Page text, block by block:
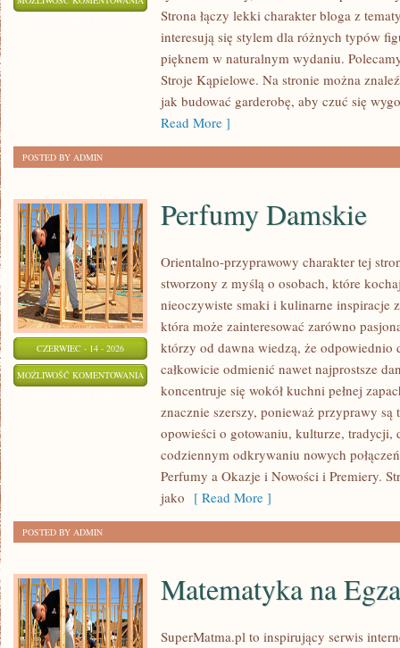
STYLUStrona łączy lekki charakter bloga z
interesują się stylem dla różnych typów
pięknem w naturalnym wydaniu.
Stroje Kąpielowe. Na stronie można
jak budować garderobę, aby czuć się
Read More ]
POSTED BY ADMIN
CZERWIEC - 14 - 2026
MOŻLIWOŚĆ KOMENTOWANIA PERFUMY
DAMSKIE
Perfumy Damskie
Orientalno-przyprawowy charakter tej
stworzony z myślą o osobach, które
nieoczywiste smaki i kulinarne inspiracje
która może zainteresować zarówno
którzy od dawna wiedzą, że odpowiednio
całkowicie odmienić nawet najprostsze
koncentruje się wokół kuchni pełnej
znacznie szerszy, ponieważ przyprawy
opowieści o gotowaniu, kulturze, tradycji,
codziennym odkrywaniu nowych
Perfumy a Okazje i Nowości i Premiery.
jako [ Read More ]
POSTED BY ADMIN
Matematyka na
SuperMatma.pl to inspirujący serwis